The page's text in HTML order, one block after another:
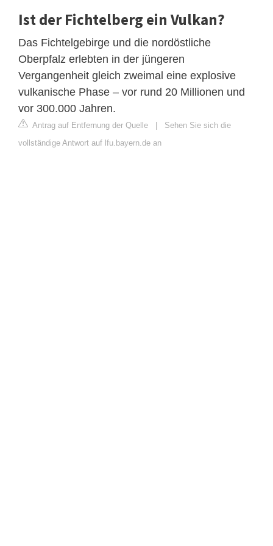
Ist der Fichtelberg ein Vulkan?
Das Fichtelgebirge und die nordöstliche
Oberpfalz erlebten in der jüngeren
Vergangenheit gleich zweimal eine explosive
vulkanische Phase – vor rund 20 Millionen und
vor 300.000 Jahren.
Antrag auf Entfernung der Quelle | Sehen Sie sich die
vollständige Antwort auf lfu.bayern.de an